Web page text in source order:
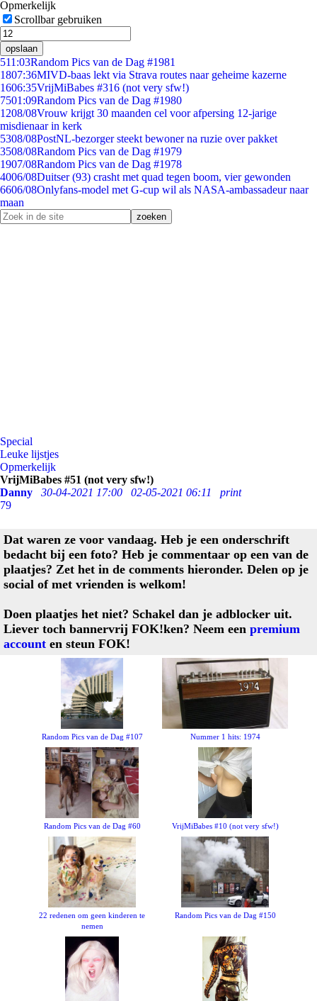
Opmerkelijk
Scrollbar gebruiken
opslaan
511:03Random Pics van de Dag #1981
1807:36MIVD-baas lekt via Strava routes naar geheime kazerne
1606:35VrijMiBabes #316 (not very sfw!)
7501:09Random Pics van de Dag #1980
1208/08Vrouw krijgt 30 maanden cel voor afpersing 12-jarige
misdienaar in kerk
5308/08PostNL-bezorger steekt bewoner na ruzie over pakket
3508/08Random Pics van de Dag #1979
1907/08Random Pics van de Dag #1978
4006/08Duitser (93) crasht met quad tegen boom, vier gewonden
6606/08Onlyfans-model met G-cup wil als NASA-ambassadeur naar
maan
Special
Leuke lijstjes
Opmerkelijk
VrijMiBabes #51 (not very sfw!)
Danny
30-04-2021 17:00 02-05-2021 06:11
print
79
Dat waren ze voor vandaag. Heb je een onderschrift
bedacht bij een foto? Heb je commentaar op een van de
plaatjes? Zet het in de comments hieronder. Delen op je
social of met vrienden is welkom!
Doen plaatjes het niet? Schakel dan je adblocker uit.
Liever toch bannervrij FOK!ken? Neem een premium
account en steun FOK!
Random Pics van de Dag #107 Nummer 1 hits: 1974
Random Pics van de Dag #60 VrijMiBabes #10 (not very sfw!)
22 redenen om geen kinderen te
nemen
Random Pics van de Dag #150